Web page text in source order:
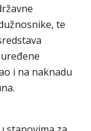
te
i na naknadu